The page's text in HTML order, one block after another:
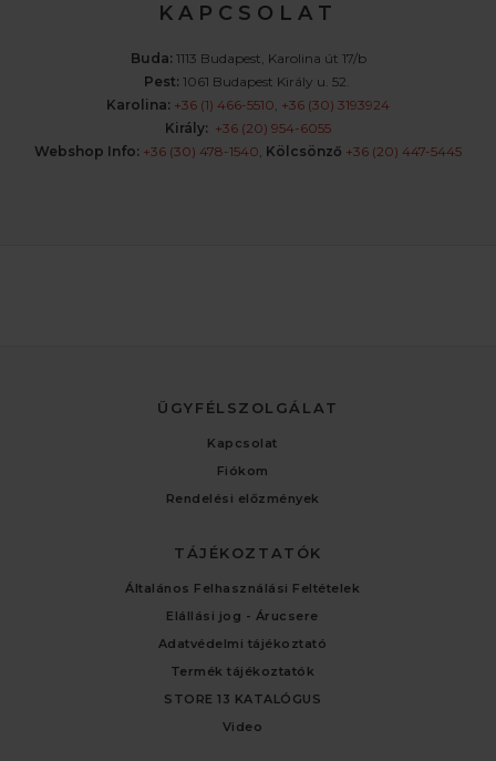
K A P C S O L A T
Buda: 1113 Budapest, Karolina út 17/b
Pest: 1061 Budapest Király u. 52.
Karolina: +36 (1) 466-5510, +36 (30) 3193924
Király: +36 (20) 954-6055
Webshop Info: +36 (30) 478-1540, Kölcsönző +36 (20) 447-5445
ÜGYFÉLSZOLGÁLAT
Kapcsolat
Fiókom
Rendelési előzmények
TÁJÉKOZTATÓK
Általános Felhasználási Feltételek
Elállási jog - Árucsere
Adatvédelmi tájékoztató
Termék tájékoztatók
STORE 13 KATALÓGUS
Video